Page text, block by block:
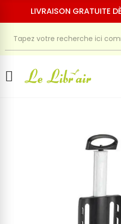
LIVRAISON GRATUITE